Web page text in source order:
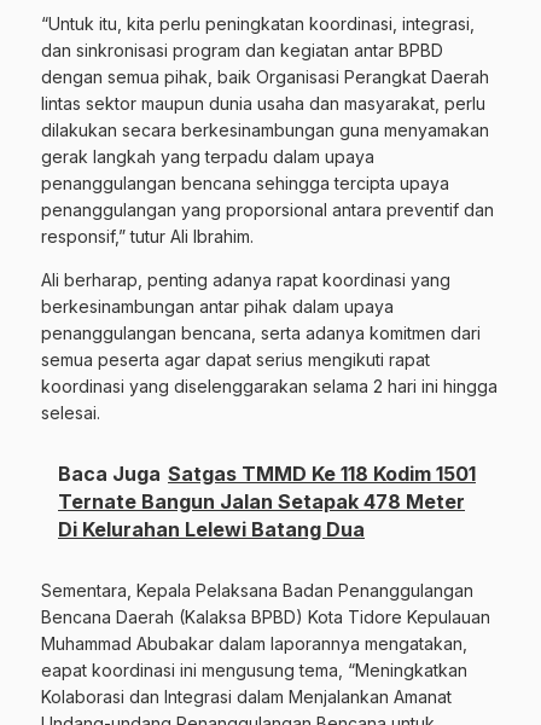
“Untuk itu, kita perlu peningkatan koordinasi, integrasi,
dan sinkronisasi program dan kegiatan antar BPBD
dengan semua pihak, baik Organisasi Perangkat Daerah
lintas sektor maupun dunia usaha dan masyarakat, perlu
dilakukan secara berkesinambungan guna menyamakan
gerak langkah yang terpadu dalam upaya
penanggulangan bencana sehingga tercipta upaya
penanggulangan yang proporsional antara preventif dan
responsif,” tutur Ali Ibrahim.
Ali berharap, penting adanya rapat koordinasi yang
berkesinambungan antar pihak dalam upaya
penanggulangan bencana, serta adanya komitmen dari
semua peserta agar dapat serius mengikuti rapat
koordinasi yang diselenggarakan selama 2 hari ini hingga
selesai.
Baca Juga Satgas TMMD Ke 118 Kodim 1501
Ternate Bangun Jalan Setapak 478 Meter
Di Kelurahan Lelewi Batang Dua
Sementara, Kepala Pelaksana Badan Penanggulangan
Bencana Daerah (Kalaksa BPBD) Kota Tidore Kepulauan
Muhammad Abubakar dalam laporannya mengatakan,
eapat koordinasi ini mengusung tema, “Meningkatkan
Kolaborasi dan Integrasi dalam Menjalankan Amanat